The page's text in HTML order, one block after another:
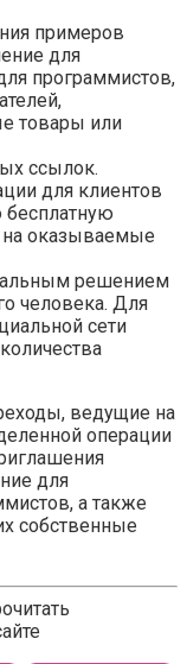
примеров
для
программистов,
товары или
ссылок.
для клиентов
на оказываемые
решением
человека. Для
сети
ведущие на
операции
для
а также
собственные